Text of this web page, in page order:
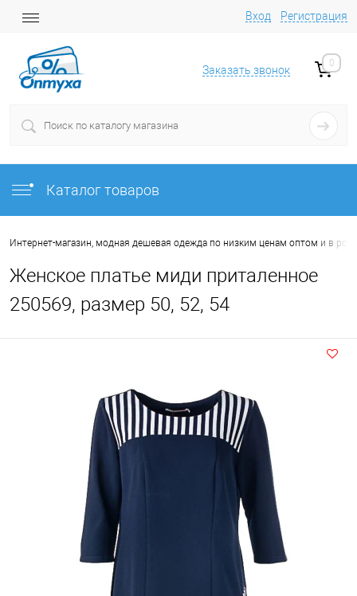
Вход Регистрация
Заказать звонок
0
Каталог товаров
Интернет-магазин, модная дешевая одежда по низким ценам оптом и в
Женское платье миди приталенное
250569, размер 50, 52, 54